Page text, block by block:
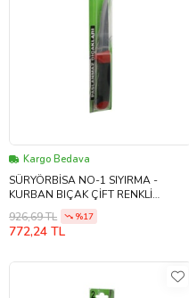
Kargo Bedava
SÜRYÖRBİSA NO-1 SIYIRMA -
KURBAN BIÇAK ÇİFT RENKLİ
PLASTİK SAPLI
926,69 TL %17
772,24 TL